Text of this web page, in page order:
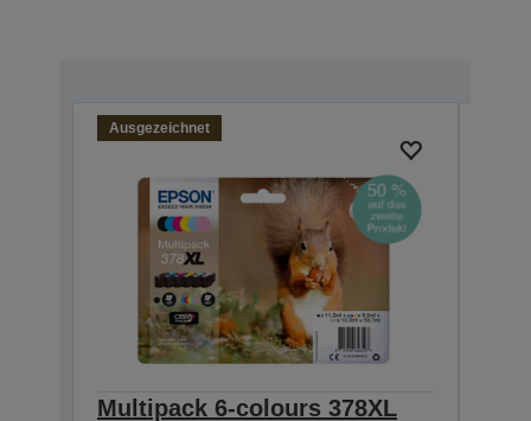
Ausgezeichnet
Multipack 6-colours 378XL